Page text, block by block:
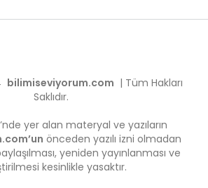
bilimiseviyorum.com | Tüm Hakları
Saklıdır.
yer alan materyal ve yazıların
önceden yazılı izni olmadan
yeniden yayınlanması ve
kesinlikle yasaktır.